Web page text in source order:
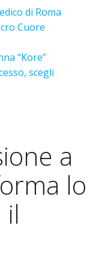
di Roma
Cuore
“Kore”
scegli
a
lo
il